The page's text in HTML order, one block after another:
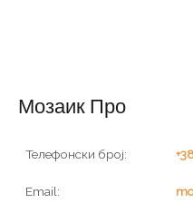
Мозаик Про
Телефонски број:
Email: